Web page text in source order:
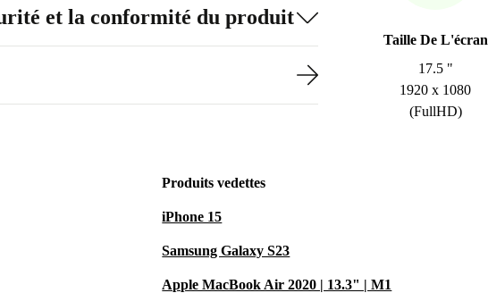
Taille De L'écran
17.5 "
1920 x 1080
(FullHD)
et la conformité du produit
Produits vedettes
iPhone 15
Samsung Galaxy S23
Apple MacBook Air 2020 | 13.3" | M1